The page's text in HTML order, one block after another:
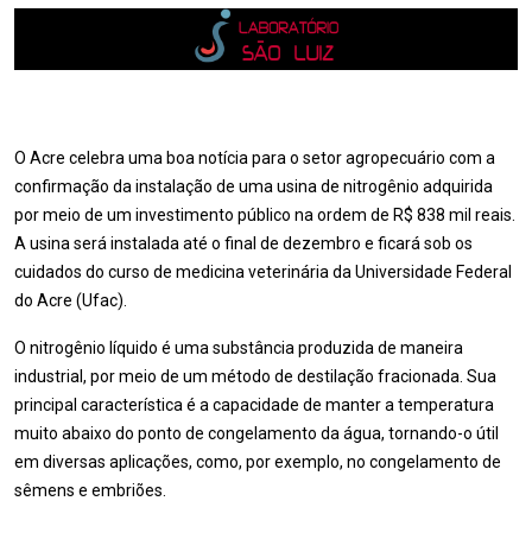
O Acre celebra uma boa notícia para o setor agropecuário com a
confirmação da instalação de uma usina de nitrogênio adquirida
por meio de um investimento público na ordem de R$ 838 mil reais.
A usina será instalada até o final de dezembro e ficará sob os
cuidados do curso de medicina veterinária da Universidade Federal
do Acre (Ufac).
O nitrogênio líquido é uma substância produzida de maneira
industrial, por meio de um método de destilação fracionada. Sua
principal característica é a capacidade de manter a temperatura
muito abaixo do ponto de congelamento da água, tornando-o útil
em diversas aplicações, como, por exemplo, no congelamento de
sêmens e embriões.